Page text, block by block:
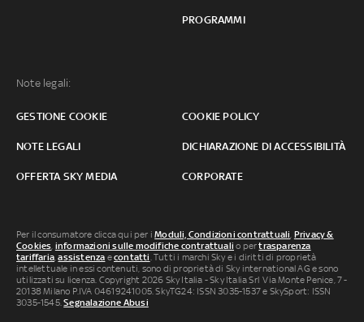
PROGRAMMI
Note legali:
GESTIONE COOKIE COOKIE POLICY
NOTE LEGALI DICHIARAZIONE DI ACCESSIBILITÀ
OFFERTA SKY MEDIA CORPORATE
Per il consumatore clicca qui per iModuli, Condizioni contrattuali, Privacy &
Cookies, informazioni sulle modifiche contrattuali o pertrasparenza
tariffaria,assistenza econtatti. Tutti i marchi Sky e i diritti di proprietà
intellettuale in essi contenuti, sono di proprietà di Sky international AG e sono
utilizzati su licenza. Copyright 2026 Sky Italia - Sky Italia Srl Via Monte Penice, 7 -
20138 Milano P.IVA 04619241005. SkyTG24: ISSN 3035-1537 e SkySport: ISSN
3035-1545.Segnalazione Abusi